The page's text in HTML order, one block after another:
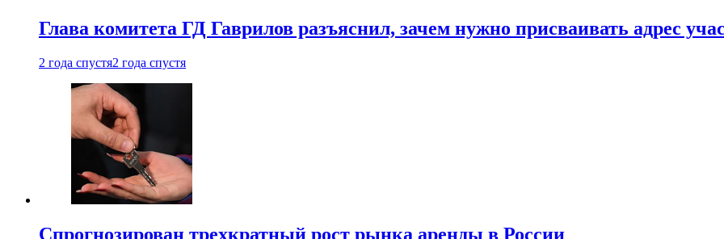
Глава комитета ГД Гаврилов разъяснил, зачем нужно присваивать адрес
2 года спустя2 года спустя
Спрогнозирован трехкратный рост рынка аренды в России